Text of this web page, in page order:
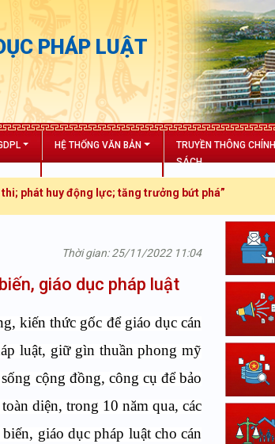
PHÁP LUẬT
HỆ THỐNG VĂN BẢN
TRUYỀN THÔNG CHÍNH
SÁCH
động lực; tăng trưởng bứt phá”
Thời gian: 25/11/2022 11:04
giáo dục pháp luật
kiến thức gốc để giáo dụccán
luật, giữ gìn thuần phong mỹ
cộng đồng, công cụ để bảo
diện, trong 10 năm qua, các
giáo dục pháp luật cho cán